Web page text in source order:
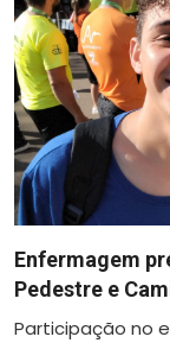
Enfermagem
Pedestre e
Participação no